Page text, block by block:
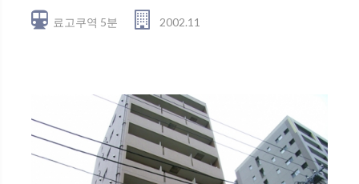
료고쿠역 5분 2002.11